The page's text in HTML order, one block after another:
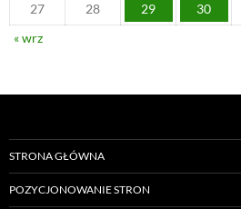
27 28 29 30
« wrz
STRONA GŁÓWNA
POZYCJONOWANIE STRON